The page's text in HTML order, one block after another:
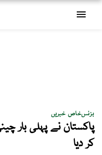
menu
بزنسخاص خبریں
پاکستان نے پہلی بار
کر دیا